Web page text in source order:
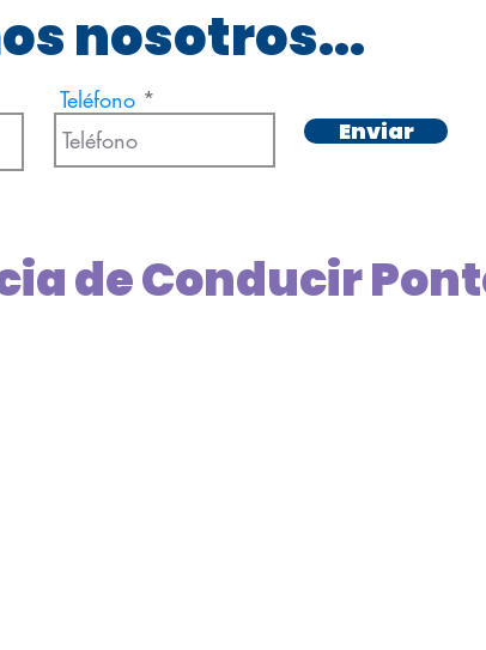
nosotros...
Teléfono
Enviar
de Conducir